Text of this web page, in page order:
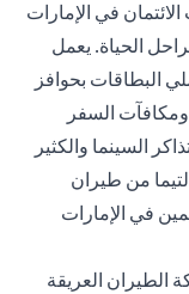
في الإمارات
الحياة. يعمل
البطاقات بحوافز
ومكافآت السفر
السينما والكثير
من طيران
في الإمارات
الطيران العريقة